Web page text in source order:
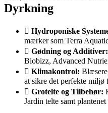
Dyrkning
Hydroponiske
mærker som Terra
Gødning og Additiver:
Biobizz, Advanced
Klimakontrol:
at sikre det perfekte miljø
Grotelte og Tilbehør:
Jardin telte samt